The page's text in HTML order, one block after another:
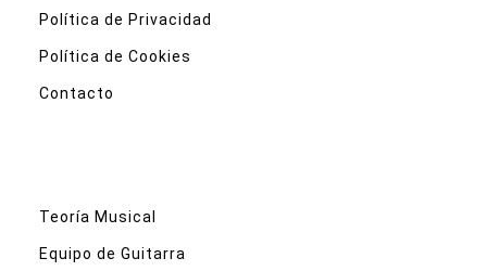
Política de Privacidad
Política de Cookies
Contacto
Teoría Musical
Equipo de Guitarra